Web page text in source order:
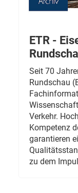
ETR -
Seit 70
Rundschau
Verkehr.
Kompetenz
garantieren
zu dem